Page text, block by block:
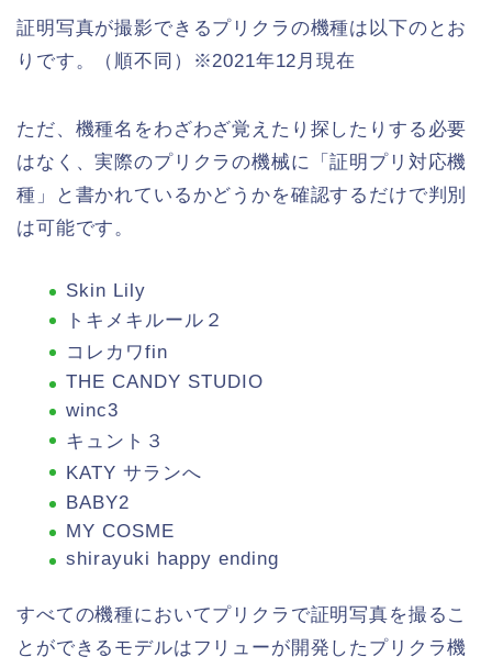
証明写真が撮影できるプリクラの機種は以下のとお
りです。（順不同）※2021年12月現在
ただ、機種名をわざわざ覚えたり探したりする必要
はなく、実際のプリクラの機械に「証明プリ対応機
種」と書かれているかどうかを確認するだけで判別
は可能です。
Skin Lily
トキメキルール２
コレカワfin
THE CANDY STUDIO
winc3
キュント３
KATY サランへ
BABY2
MY COSME
shirayuki happy ending
すべての機種においてプリクラで証明写真を撮るこ
とができるモデルはフリューが開発したプリクラ機